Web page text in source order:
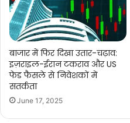
बाजार में फिर दिखा उतार-चढ़ाव:
इज़राइल-ईरान टकराव और US
फेड फैसले से निवेशकों में
सतर्कता
June 17, 2025